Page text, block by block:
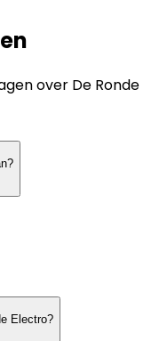
over De Ronde
Electro?